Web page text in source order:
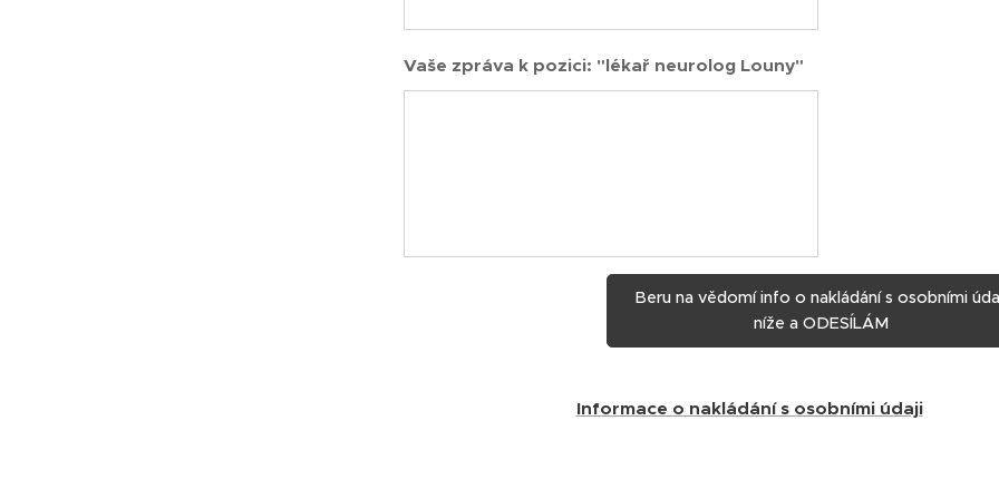
Vaše zpráva k pozici: "lékař neurolog Louny"
Beru na vědomí info o nakládání s osobními
níže a ODESÍLÁM
Informace o nakládání s osobními údaji